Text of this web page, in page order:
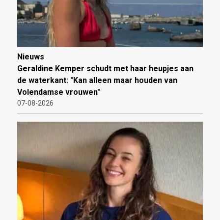
Nieuws
Geraldine Kemper schudt met haar heupjes aan
de waterkant: "Kan alleen maar houden van
Volendamse vrouwen"
07-08-2026